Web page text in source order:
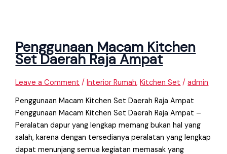
Penggunaan Macam Kitchen
Set Daerah Raja Ampat
Leave a Comment /Interior Rumah,Kitchen Set /admin
Penggunaan Macam Kitchen Set Daerah Raja Ampat
Penggunaan Macam Kitchen Set Daerah Raja Ampat –
Peralatan dapur yang lengkap memang bukan hal yang
salah, karena dengan tersedianya peralatan yang lengkap
dapat menunjang semua kegiatan memasak yang